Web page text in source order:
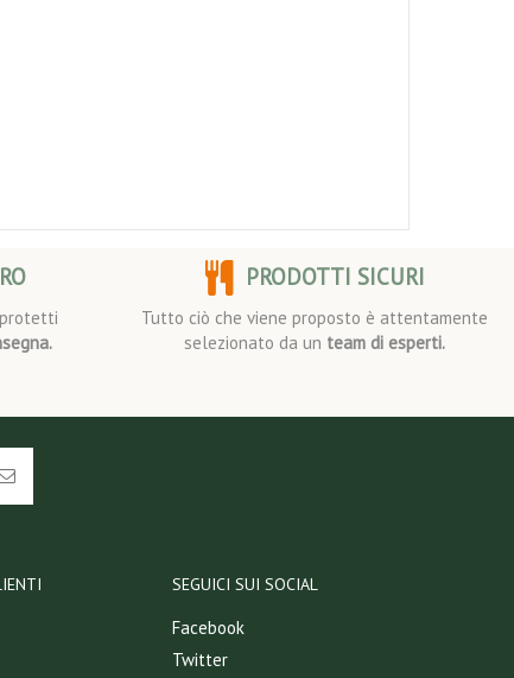
PRODOTTI SICURI
Tutto ciò che viene proposto è attentamente
selezionato da un team di esperti.
SEGUICI SUI SOCIAL
Facebook
Twitter